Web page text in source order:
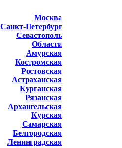
Москва
Санкт-Петербург
Севастополь
Области
Амурская
Костромская
Ростовская
Астраханская
Курганская
Рязанская
Архангельская
Курская
Самарская
Белгородская
Ленинградская